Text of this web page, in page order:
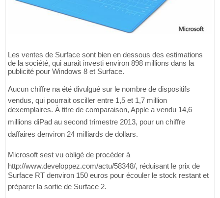
Les ventes de Surface sont bien en dessous des estimations
de la société, qui aurait investi environ 898 millions dans la
publicité pour Windows 8 et Surface.
Aucun chiffre na été divulgué sur le nombre de dispositifs
vendus, qui pourrait osciller entre 1,5 et 1,7 million
dexemplaires. À titre de comparaison, Apple a vendu 14,6
millions diPad au second trimestre 2013, pour un chiffre
daffaires denviron 24 milliards de dollars.
Microsoft sest vu obligé de procéder à
http://www.developpez.com/actu/58348/, réduisant le prix de
Surface RT denviron 150 euros pour écouler le stock restant et
préparer la sortie de Surface 2.